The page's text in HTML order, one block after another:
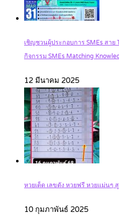
เชิญชวนผู้ประกอบการ SMEs สาย
กิจกรรม SMEs Matching
12 มีนาคม 2025
หวยเด็ด เลขดัง หวยฟรี หวยแม่นๆ
10 กุมภาพันธ์ 2025